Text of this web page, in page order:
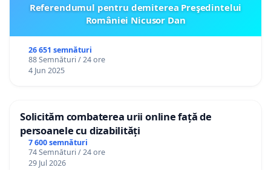
Referendumul pentru demiterea Preşedintelui
României Nicusor Dan
26 651 semnături
88 Semnături / 24 ore
4 Jun 2025
Solicităm combaterea urii online față de
persoanele cu dizabilități
7 600 semnături
74 Semnături / 24 ore
29 Jul 2026